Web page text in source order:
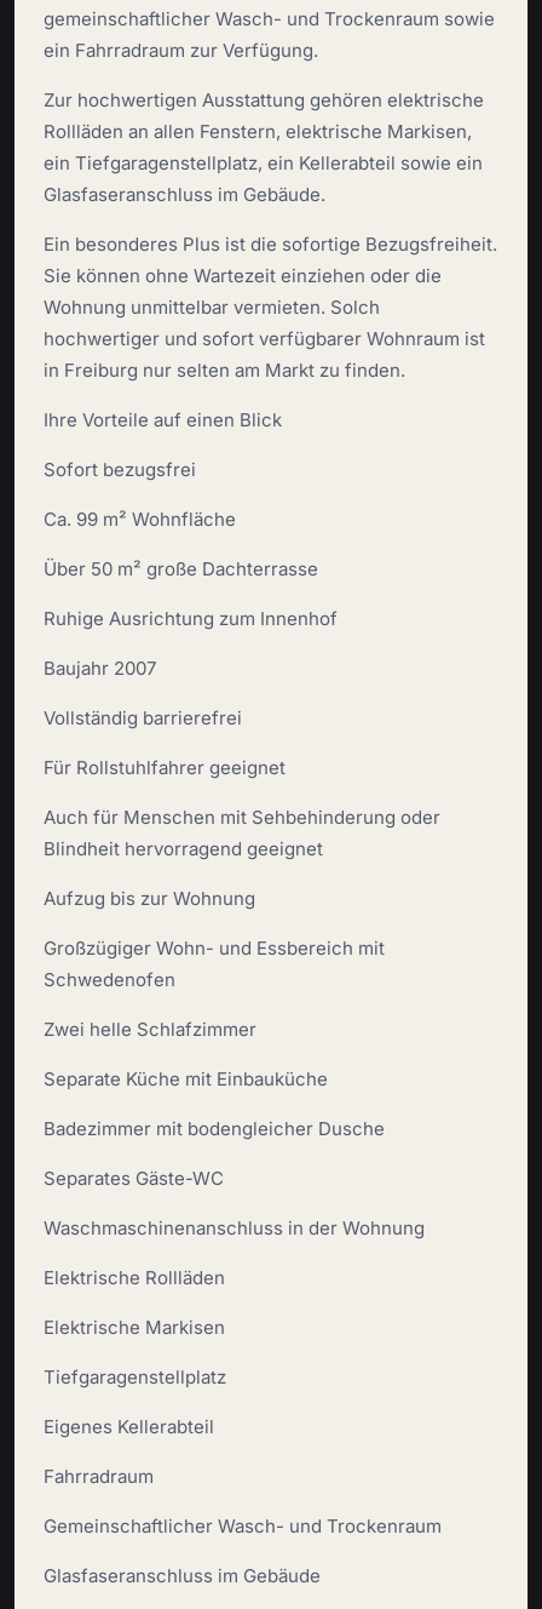
gemeinschaftlicher Wasch- und Trockenraum sowie
ein Fahrradraum zur Verfügung.
Zur hochwertigen Ausstattung gehören elektrische
Rollläden an allen Fenstern, elektrische Markisen,
ein Tiefgaragenstellplatz, ein Kellerabteil sowie ein
Glasfaseranschluss im Gebäude.
Ein besonderes Plus ist die sofortige Bezugsfreiheit.
Sie können ohne Wartezeit einziehen oder die
Wohnung unmittelbar vermieten. Solch
hochwertiger und sofort verfügbarer Wohnraum ist
in Freiburg nur selten am Markt zu finden.
Ihre Vorteile auf einen Blick
Sofort bezugsfrei
Ca. 99 m² Wohnfläche
Über 50 m² große Dachterrasse
Ruhige Ausrichtung zum Innenhof
Baujahr 2007
Vollständig barrierefrei
Für Rollstuhlfahrer geeignet
Auch für Menschen mit Sehbehinderung oder
Blindheit hervorragend geeignet
Aufzug bis zur Wohnung
Großzügiger Wohn- und Essbereich mit
Schwedenofen
Zwei helle Schlafzimmer
Separate Küche mit Einbauküche
Badezimmer mit bodengleicher Dusche
Separates Gäste-WC
Waschmaschinenanschluss in der Wohnung
Elektrische Rollläden
Elektrische Markisen
Tiefgaragenstellplatz
Eigenes Kellerabteil
Fahrradraum
Gemeinschaftlicher Wasch- und Trockenraum
Glasfaseranschluss im Gebäude